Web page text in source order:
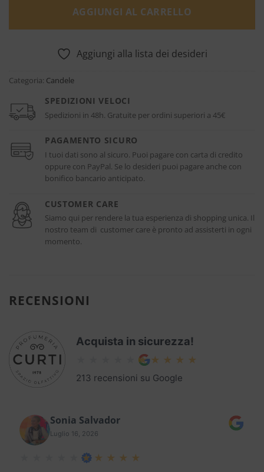
AGGIUNGI AL CARRELLO
Aggiungi alla lista dei desideri
Categoria: Candele
SPEDIZIONI VELOCI
Spedizioni in 48h. Gratuite per ordini superiori a 45€
PAGAMENTO SICURO
I tuoi dati sono al sicuro. Puoi pagare con carta di credito
oppure con PayPal. Se lo desideri puoi pagare anche con
bonifico bancario anticipato.
CUSTOMER CARE
Siamo qui per rendere la tua esperienza di shopping unica. Il
nostro team di customer care è pronto ad assisterti in ogni
momento.
RECENSIONI
Acquista in sicurezza!
213 recensioni su Google
Sonia Salvador
Luglio 16, 2026